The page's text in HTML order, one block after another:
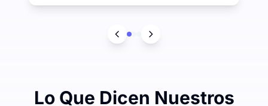
Lo Que Dicen Nuestros